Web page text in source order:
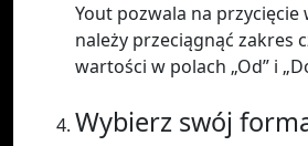
Yout pozwala na
należy przeciągnąć zakres
wartości w polach „Od” i
Wybierz swój